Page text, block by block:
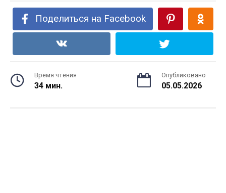
Поделиться на Facebook
Время чтения
34 мин.
Опубликовано
05.05.2026